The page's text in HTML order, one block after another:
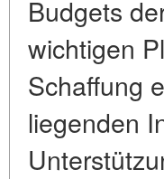
Budgets
wichtigen
Schaffung
liegenden